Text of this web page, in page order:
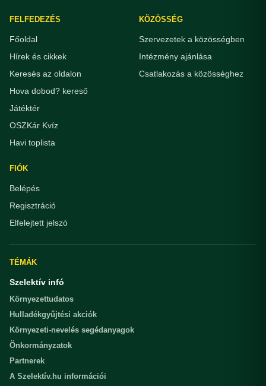
FELFEDEZÉS
Főoldal
Hírek és cikkek
Keresés az oldalon
Hova dobod? kereső
Játéktér
OSZKár Kvíz
Havi toplista
KÖZÖSSÉG
Szervezetek a közösségben
Intézmény ajánlása
Csatlakozás a közösséghez
FIÓK
Belépés
Regisztráció
Elfelejtett jelszó
TÉMÁK
Szelektív infó
Környezettudatos
Hulladékgyűjtési akciók
Környezeti-nevelés segédanyagok
Önkormányzatok
Partnerek
A Szelektív.hu információi